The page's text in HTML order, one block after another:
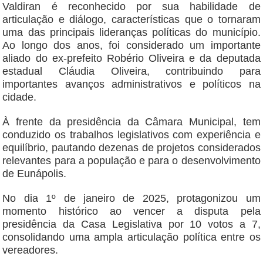
Valdiran é reconhecido por sua habilidade de
articulação e diálogo, características que o tornaram
uma das principais lideranças políticas do município.
Ao longo dos anos, foi considerado um importante
aliado do ex-prefeito Robério Oliveira e da deputada
estadual Cláudia Oliveira, contribuindo para
importantes avanços administrativos e políticos na
cidade.
À frente da presidência da Câmara Municipal, tem
conduzido os trabalhos legislativos com experiência e
equilíbrio, pautando dezenas de projetos considerados
relevantes para a população e para o desenvolvimento
de Eunápolis.
No dia 1º de janeiro de 2025, protagonizou um
momento histórico ao vencer a disputa pela
presidência da Casa Legislativa por 10 votos a 7,
consolidando uma ampla articulação política entre os
vereadores.